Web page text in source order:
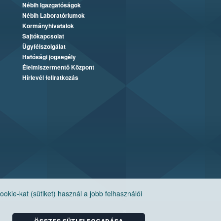
kat (sütiket) használ a jobb felhasználói
Nébih Igazgatóságok
Nébih Laboratóriumok
Kormányhivatalok
Sajtókapcsolat
Ügyfélszolgálat
Hatósági jogsegély
Élelmiszermentő Központ
Hírlevél feliratkozás